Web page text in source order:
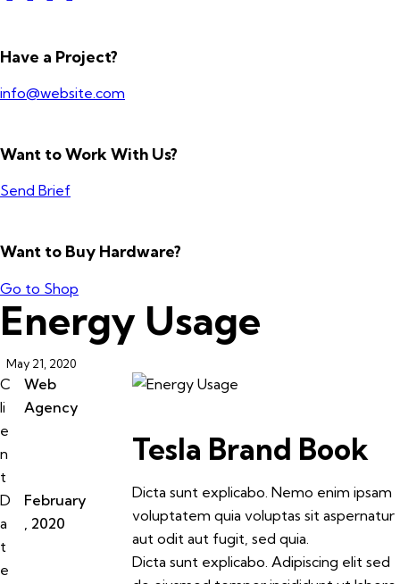
Have a Project?
info@website.com
Want to Work With Us?
Send Brief
Want to Buy Hardware?
Go to Shop
Energy Usage
May 21, 2020
C
li
e
n
t
Web
Agency
D
a
t
e
February
, 2020
Tesla Brand Book
Dicta sunt explicabo. Nemo enim ipsam
voluptatem quia voluptas sit aspernatur
aut odit aut fugit, sed quia.
Dicta sunt explicabo. Adipiscing elit sed